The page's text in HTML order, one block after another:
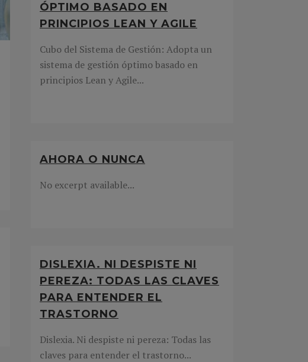
ÓPTIMO BASADO EN
PRINCIPIOS LEAN Y AGILE
Cubo del Sistema de Gestión: Adopta un
sistema de gestión óptimo basado en
principios Lean y Agile...
AHORA O NUNCA
No excerpt available...
DISLEXIA. NI DESPISTE NI
PEREZA: TODAS LAS CLAVES
PARA ENTENDER EL
TRASTORNO
Dislexia. Ni despiste ni pereza: Todas las
claves para entender el trastorno...